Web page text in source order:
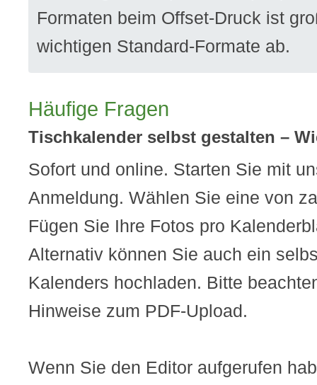
Formaten beim Offset-Druck ist
wichtigen Standard-Formate ab.
Häufige Fragen
Tischkalender selbst gestalten –
Sofort und online. Starten Sie mit
Anmeldung. Wählen Sie eine von
Fügen Sie Ihre Fotos pro
Alternativ können Sie auch ein
Kalenders hochladen. Bitte
Hinweise zum PDF-Upload.
Wenn Sie den Editor aufgerufen